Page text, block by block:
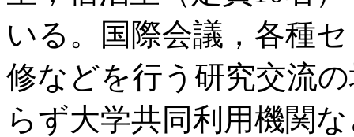
いる。国際会議，各種
修などを行う研究交流
らず大学共同利用機関